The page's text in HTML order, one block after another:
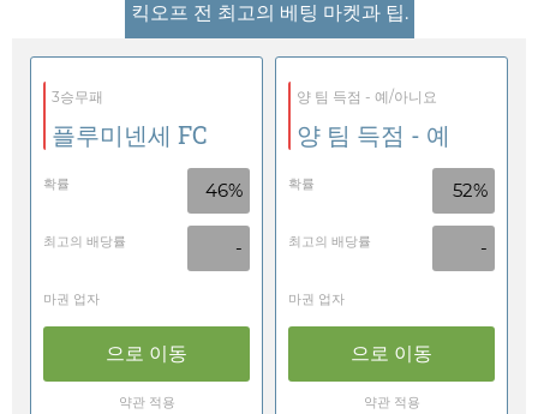
킥오프 전 최고의 베팅 마켓과 팁.
3승무패
플루미넨세 FC
확률 46%
최고의 배당률 -
마권 업자
으로 이동
약관 적용
양 팀 득점 - 예/아니요
양 팀 득점 - 예
확률 52%
최고의 배당률 -
마권 업자
으로 이동
약관 적용